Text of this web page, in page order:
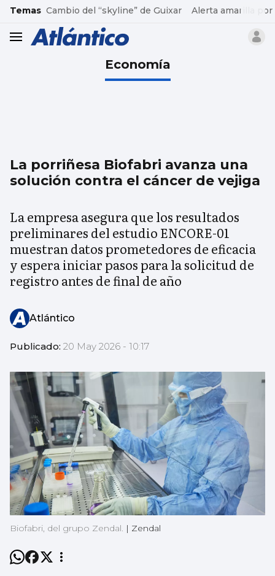
common.go-to-content
Temas Cambio del “skyline” de Guixar Alerta amarilla por
header.menu.open
Economía
La porriñesa Biofabri avanza una
solución contra el cáncer de vejiga
La empresa asegura que los resultados
preliminares del estudio ENCORE-01
muestran datos prometedores de eficacia
y espera iniciar pasos para la solicitud de
registro antes de final de año
Atlántico
Publicado: 20 May 2026 - 10:17
Biofabri, del grupo Zendal. | Zendal